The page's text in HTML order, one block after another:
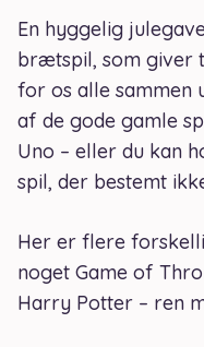
En hyggelig
brætspil, som giver
for os alle sammen
af de gode gamle
Uno – eller du kan
spil, der bestemt
Her er flere
noget Game of
Harry Potter – ren